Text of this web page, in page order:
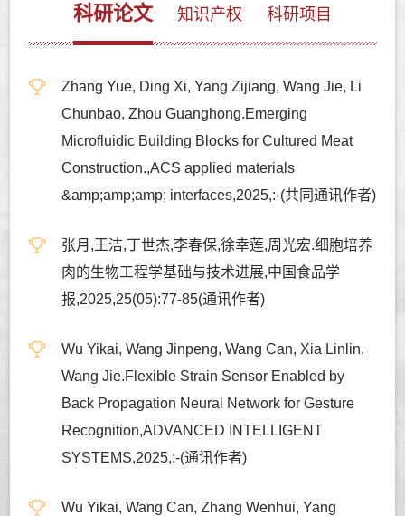
科研论文 知识产权 科研项目
Zhang Yue, Ding Xi, Yang Zijiang, Wang Jie, Li
Chunbao, Zhou Guanghong.Emerging
Microfluidic Building Blocks for Cultured Meat
Construction.,ACS applied materials
&amp;amp;amp; interfaces,2025,:-(共同通讯作者)
张月,王洁,丁世杰,李春保,徐幸莲,周光宏.细胞培养
肉的生物工程学基础与技术进展,中国食品学
报,2025,25(05):77-85(通讯作者)
Wu Yikai, Wang Jinpeng, Wang Can, Xia Linlin,
Wang Jie.Flexible Strain Sensor Enabled by
Back Propagation Neural Network for Gesture
Recognition,ADVANCED INTELLIGENT
SYSTEMS,2025,:-(通讯作者)
Wu Yikai, Wang Can, Zhang Wenhui, Yang